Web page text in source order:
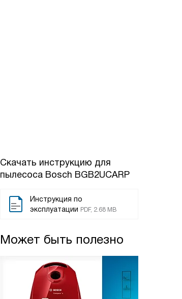
Скачать инструкцию для
пылесоса Bosch BGB2UCARP
Инструкция по
эксплуатации PDF, 2.68 MB
Может быть полезно